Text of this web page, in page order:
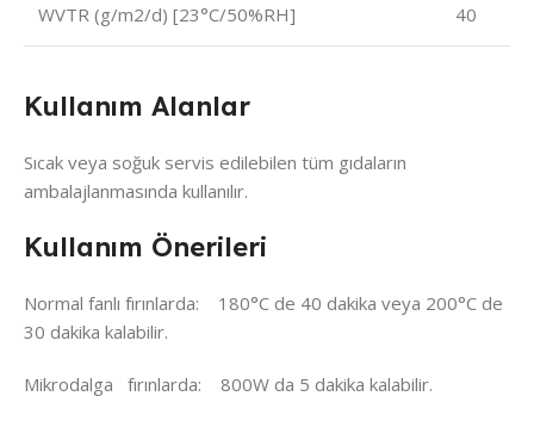
WVTR (g/m2/d) [23°C/50%RH] 40
Kullanım Alanlar
Sıcak veya soğuk servis edilebilen tüm gıdaların
ambalajlanmasında kullanılır.
Kullanım Önerileri
Normal fanlı fırınlarda: 180°C de 40 dakika veya 200°C de
30 dakika kalabilir.
Mikrodalga fırınlarda: 800W da 5 dakika kalabilir.